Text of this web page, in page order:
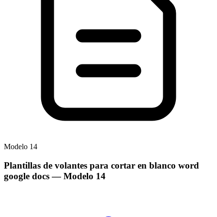
Modelo 14
Plantillas de volantes para cortar en blanco word
google docs— Modelo 14